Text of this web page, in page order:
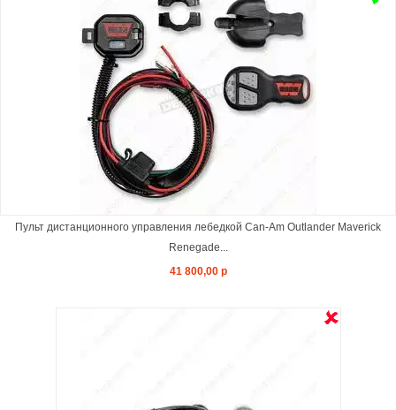
Пульт дистанционного управления лебедкой Can-Am Outlander Maverick
Renegade...
41 800,00 р